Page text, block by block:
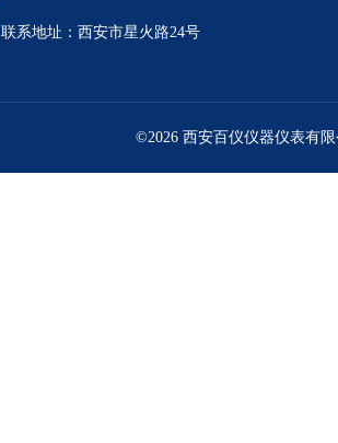
联系地址：西安市星火路24号
©2026 西安百仪仪器仪表有